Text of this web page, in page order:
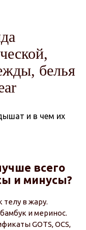
белья
всего
и минусы?
в жару.
и меринос.
GOTS, OCS,